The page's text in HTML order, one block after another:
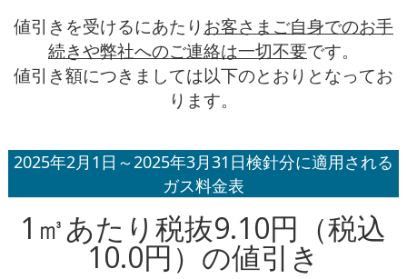
値引きを受けるにあたり お客さまご自身でのお手
続きや弊社へのご連絡は一切不要です。
値引き額につきましては以下のとおりとなってお
ります。
2025年2月1日～2025年3月31日検針分に適用される
ガス料金表
1㎥あたり税抜9.10円（税込
10.0円）の値引き